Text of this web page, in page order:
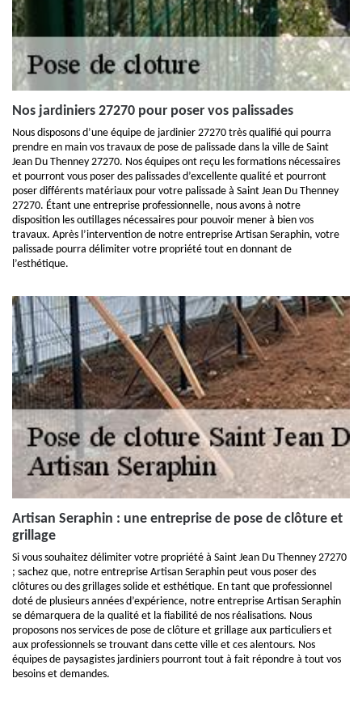
Nos jardiniers 27270 pour poser vos palissades
Nous disposons d’une équipe de jardinier 27270 très qualifié qui pourra
prendre en main vos travaux de pose de palissade dans la ville de Saint
Jean Du Thenney 27270. Nos équipes ont reçu les formations nécessaires
et pourront vous poser des palissades d’excellente qualité et pourront
poser différents matériaux pour votre palissade à Saint Jean Du Thenney
27270. Étant une entreprise professionnelle, nous avons à notre
disposition les outillages nécessaires pour pouvoir mener à bien vos
travaux. Après l’intervention de notre entreprise Artisan Seraphin, votre
palissade pourra délimiter votre propriété tout en donnant de
l’esthétique.
Artisan Seraphin : une entreprise de pose de clôture et
grillage
Si vous souhaitez délimiter votre propriété à Saint Jean Du Thenney 27270
; sachez que, notre entreprise Artisan Seraphin peut vous poser des
clôtures ou des grillages solide et esthétique. En tant que professionnel
doté de plusieurs années d’expérience, notre entreprise Artisan Seraphin
se démarquera de la qualité et la fiabilité de nos réalisations. Nous
proposons nos services de pose de clôture et grillage aux particuliers et
aux professionnels se trouvant dans cette ville et ces alentours. Nos
équipes de paysagistes jardiniers pourront tout à fait répondre à tout vos
besoins et demandes.